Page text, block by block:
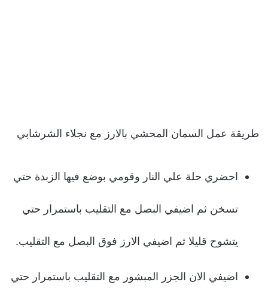
طريقة عمل السمان المحشي بالارز مع نجلاء الشرشابي
احضري حلة علي النار وقومي بوضع فيها الزبدة حتي
تسخن ثم اضيفي البصل مع التقليب باستمرار حتي
يتشوح قليلا ثم اضيفي الارز فوق البصل مع التقليب.
اضيفي الان الجزر المبشور مع التقليب باستمرار حتي